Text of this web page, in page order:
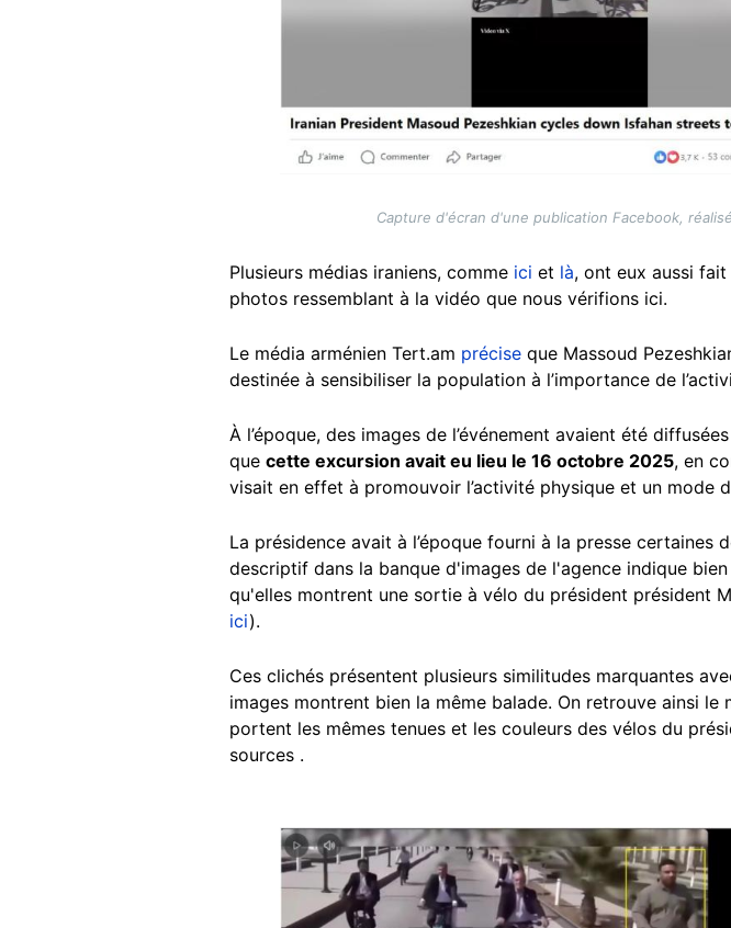
Capture d'écran d'une publication Facebook,
Plusieurs médias iraniens, comme ici et là, ont eux aussi
photos ressemblant à la vidéo que nous vérifions ici.
Le média arménien Tert.am précise que Massoud
destinée à sensibiliser la population à l’importance de
À l’époque, des images de l’événement avaient été
que cette excursion avait eu lieu le 16 octobre 2025, en
visait en effet à promouvoir l’activité physique et un mode
La présidence avait à l’époque fourni à la presse
descriptif dans la banque d'images de l'agence indique
qu'elles montrent une sortie à vélo du président président
ici).
Ces clichés présentent plusieurs similitudes marquantes
images montrent bien la même balade. On retrouve ainsi
portent les mêmes tenues et les couleurs des vélos du
sources .